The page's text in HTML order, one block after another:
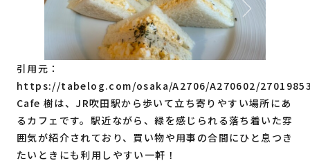
引用元：
https://tabelog.com/osaka/A2706/A270602/
Cafe 樹は、JR吹田駅から歩いて立ち寄りやすい場所にあ
るカフェです。駅近ながら、緑を感じられる落ち着いた雰
囲気が紹介されており、買い物や用事の合間にひと息つき
たいときにも利用しやすい一軒！